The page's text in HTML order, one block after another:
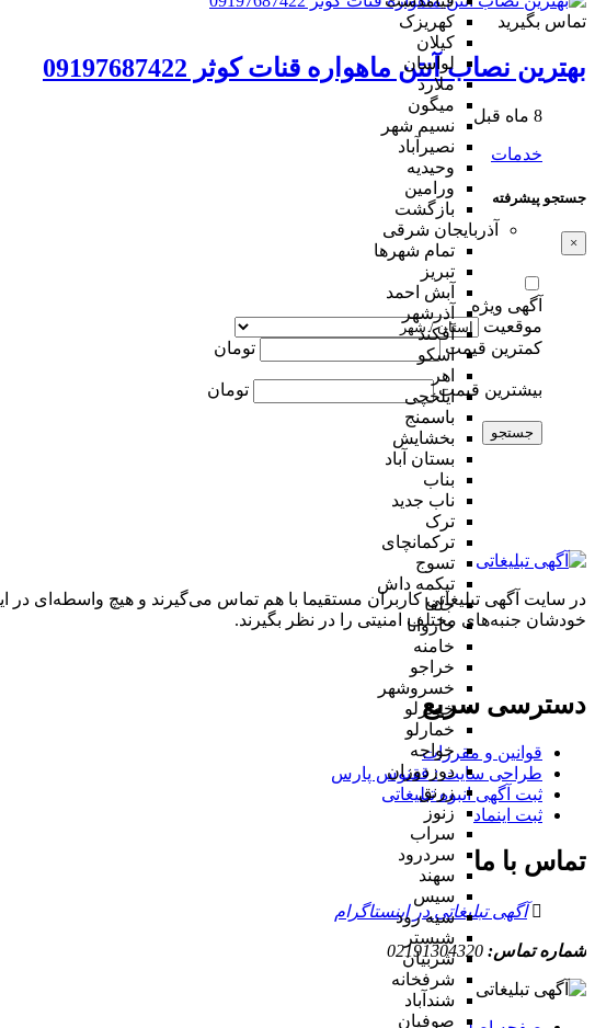
کهریزک
کیلان
لواسان
ملارد
میگون
نسیم شهر
نصیرآباد
وحیدیه
ورامین
بازگشت
آذربایجان شرقی
تمام شهر‌ها
تبریز
آبش احمد
آذرشهر
آقکند
اسکو
اهر
ایلخچی
باسمنج
بخشایش
بستان آباد
بناب
ناب جدید
ترک
ترکمانچای
تسوج
تیکمه داش
جلفا
خاروانا
خامنه
خراجو
خسروشهر
خضرلو
خمارلو
خواجه
دوزدوزان
زرنق
زنوز
سراب
سردرود
سهند
سیس
سیه رود
شبستر
شربیان
شرفخانه
شندآباد
صوفیان
تماس بگیرید
بهترین نصاب آنتن ماهواره قنات کوثر 09197687422
8 ماه قبل
خدمات
جستجو پیشرفته
×
آگهی ویژه
موقعیت
کمترین قیمت
تومان
بیشترین قیمت تومان
جستجو
در سایت آگهی تبلیغاتی کاربران مستقیما با هم تماس می‌گیرند و هیچ واسطه‌ای در
خودشان جنبه‌های مختلف امنیتی را در نظر بگیرند.
دسترسی سریع
قوانین و مقررات
طراحی سایت : ققنوس پارس
ثبت آگهی انبوه تبلیغاتی
ثبت اینماد
تماس با ما
آگهی تبلیغاتی در اینستاگرام
شماره تماس: 02191304320